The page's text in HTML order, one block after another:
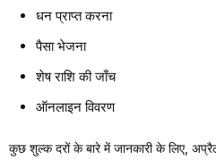
धन प्राप्त करना
पैसा भेजना
शेष राशि की जाँच
ऑनलाइन विवरण
कुछ शुल्क दरों के बारे में जानकारी के लिए,